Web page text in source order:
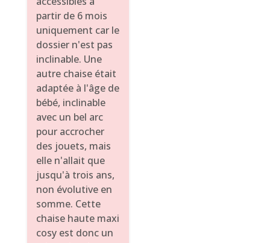
partir de 6 mois
uniquement car le
dossier n'est pas
inclinable. Une
autre chaise était
adaptée à l'âge de
bébé, inclinable
avec un bel arc
pour accrocher
des jouets, mais
elle n'allait que
jusqu'à trois ans,
non évolutive en
somme. Cette
chaise haute maxi
cosy est donc un